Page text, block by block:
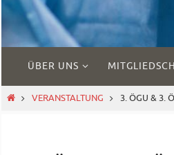
ÜBER UNS
STARTVERANSTALTUNG 3. ÖGU & 3.